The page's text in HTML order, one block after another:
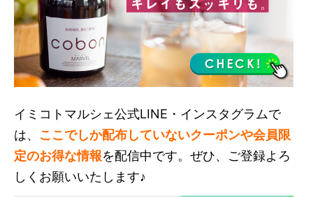
イミコトマルシェ公式LINE・インスタグラムで
は、 ここでしか配布していないクーポンや会員限
定のお得な情報を配信中です。ぜひ、ご登録よろ
しくお願いいたします♪